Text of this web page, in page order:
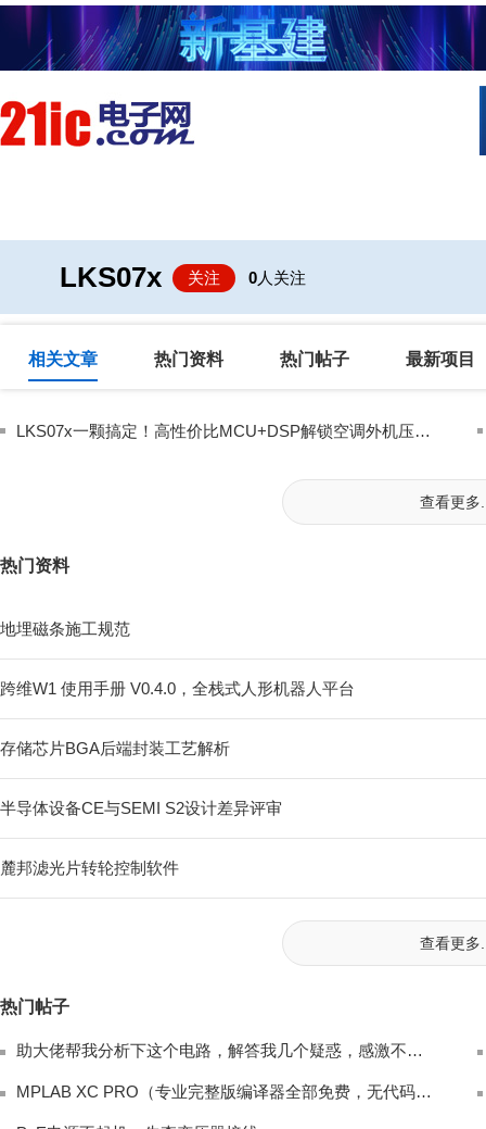
LKS07x 关注 0人关注
相关文章 热门资料 热门帖子 最新项目
LKS07x一颗搞定！高性价比MCU+DSP解锁空调外机压缩机、风机及PFC精准控制
查看更多
热门资料
地埋磁条施工规范
跨维W1 使用手册 V0.4.0，全栈式⼈形机器⼈平台
存储芯片BGA后端封装工艺解析
半导体设备CE与SEMI S2设计差异评审
麓邦滤光片转轮控制软件
查看更多
热门帖子
助大佬帮我分析下这个电路，解答我几个疑惑，感激不尽！
MPLAB XC PRO（专业完整版编译器全部免费，无代码限制、无高级优化封锁，商